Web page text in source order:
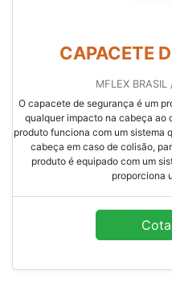
CAPACETE
MFLEX
O capacete de segurança é um
qualquer impacto na cabeça ao
produto funciona com um sistema
cabeça em caso de colisão,
produto é equipado com um
proporciona